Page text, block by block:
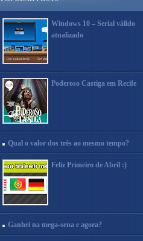
Windows 10 – Serial válido
atualizado
Poderoso Castiga em Recife
Qual o valor dos três ao mesmo tempo?
Feliz Primeiro de Abril :)
Ganhei na mega-sena e agora?